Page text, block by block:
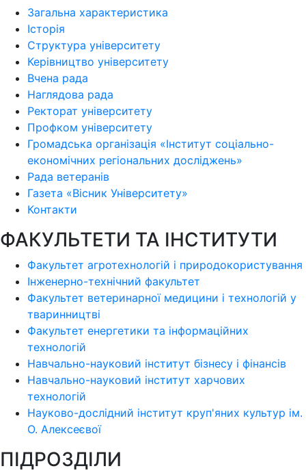
Загальна характеристика
Історія
Структура університету
Керівництво університету
Вчена рада
Наглядова рада
Ректорат університету
Профком університету
Громадська організація «Інститут соціально-
економічних регіональних досліджень»
Рада ветеранів
Газета «Вісник Університету»
Контакти
ФАКУЛЬТЕТИ ТА ІНСТИТУТИ
Факультет агротехнологій і природокористування
Інженерно-технічний факультет
Факультет ветеринарної медицини і технологій у
тваринництві
Факультет енергетики та інформаційних
технологій
Навчально-науковий інститут бізнесу і фінансів
Навчально-науковий інститут харчових
технологій
Науково-дослідний інститут круп'яних культур ім.
О. Алексеєвої
ПІДРОЗДІЛИ